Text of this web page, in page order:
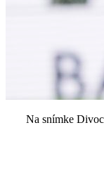
Na snímke